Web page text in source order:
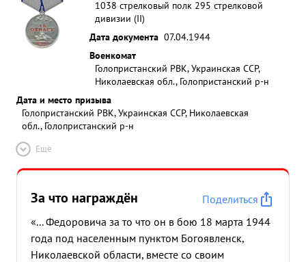
1038 стрелковый полк 295 стрелковой
дивизии (II)
Дата документа 07.04.1944
Военкомат
Голопристанский РВК, Украинская ССР,
Николаевская обл., Голопристанский р-н
Дата и место призыва
Голопристанский РВК, Украинская ССР, Николаевская
обл., Голопристанский р-н
Ещё
За что награждён
Поделиться
«... Федоровича за то что он в бою 18 марта 1944
года под населенным пунктом Богоявленск,
Николаевской области, вместе со своим